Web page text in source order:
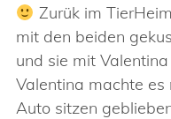
Zurük im
mit den beiden
und sie mit
Valentina machte
Auto sitzen